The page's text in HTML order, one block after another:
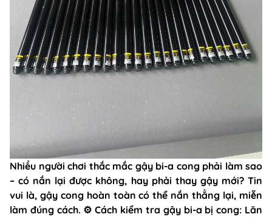
Nhiều người chơi thắc mắc gậy bi-a cong phải làm sao
– có nắn lại được không, hay phải thay gậy mới? Tin
vui là, gậy cong hoàn toàn có thể nắn thẳng lại, miễn
làm đúng cách. ⚙️ Cách kiểm tra gậy bi-a bị cong: Lăn